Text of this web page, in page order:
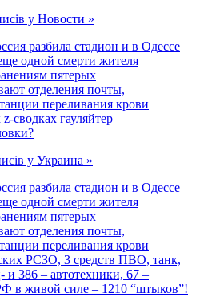
у Новости »
разбила стадион и в Одессе
одной смерти жителя
пятерых
отделения почты,
переливания крови
сводках гауляйтер
у Украина »
разбила стадион и в Одессе
одной смерти жителя
пятерых
отделения почты,
переливания крови
РСЗО, 3 средств ПВО, танк,
и 386 – автотехники, 67 –
в живой силе – 1210 “штыков”!